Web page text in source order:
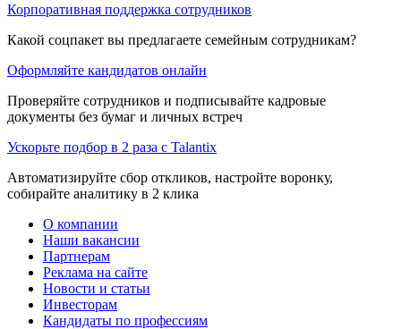
Корпоративная поддержка сотрудников
Какой соцпакет вы предлагаете семейным сотрудникам?
Оформляйте кандидатов онлайн
Проверяйте сотрудников и подписывайте кадровые
документы без бумаг и личных встреч
Ускорьте подбор в 2 раза с Talantix
Автоматизируйте сбор откликов, настройте воронку,
собирайте аналитику в 2 клика
О компании
Наши вакансии
Партнерам
Реклама на сайте
Новости и статьи
Инвесторам
Кандидаты по профессиям